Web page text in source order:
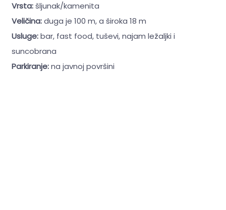
Vrsta:šljunak/kamenita
Veličina:duga je 100 m, a široka 18 m
Usluge:bar, fast food, tuševi, najam ležaljki i
suncobrana
Parkiranje:na javnoj površini